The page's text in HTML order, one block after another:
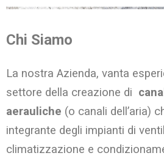
Chi Siamo
La nostra Azienda, vanta
settore della creazione di
aerauliche (o canali dell’aria)
integrante degli impianti di
climatizzazione e